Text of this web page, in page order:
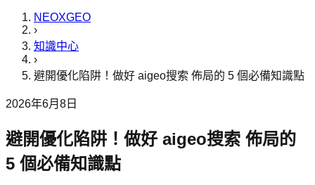
NEOXGEO
›
知識中心
›
避開優化陷阱！做好 aigeo搜索 佈局的 5 個必備知識點
2026年6月8日
避開優化陷阱！做好 aigeo搜索 佈局的
5 個必備知識點